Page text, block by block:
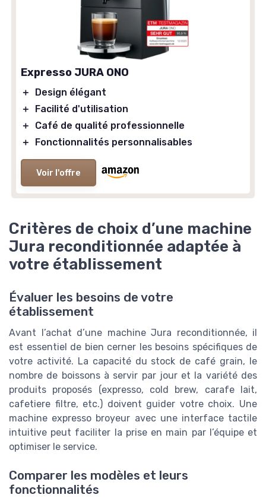
Expresso JURA ONO
＋
Design élégant
＋
Facilité d'utilisation
＋
Café de qualité professionnelle
＋
Fonctionnalités personnalisables
Voir l'offre
Critères de choix d’une machine
Jura reconditionnée adaptée à
votre établissement
Évaluer les besoins de votre
établissement
Avant l’achat d’une machine Jura reconditionnée, il
est essentiel de bien cerner les besoins spécifiques de
votre activité. La capacité du stock de café grain, le
nombre de boissons à servir par jour et la variété des
produits proposés (expresso, cold brew, carafe lait,
cafetiere filtre, etc.) doivent guider votre choix. Une
machine expresso broyeur avec une interface tactile
intuitive peut faciliter la prise en main par l’équipe et
optimiser le service.
Comparer les modèles et leurs
fonctionnalités